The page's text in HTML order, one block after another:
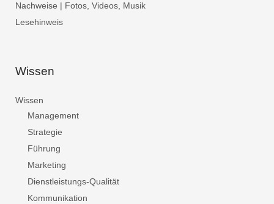
Nachweise | Fotos, Videos, Musik
Lesehinweis
Wissen
Wissen
Management
Strategie
Führung
Marketing
Dienstleistungs-Qualität
Kommunikation